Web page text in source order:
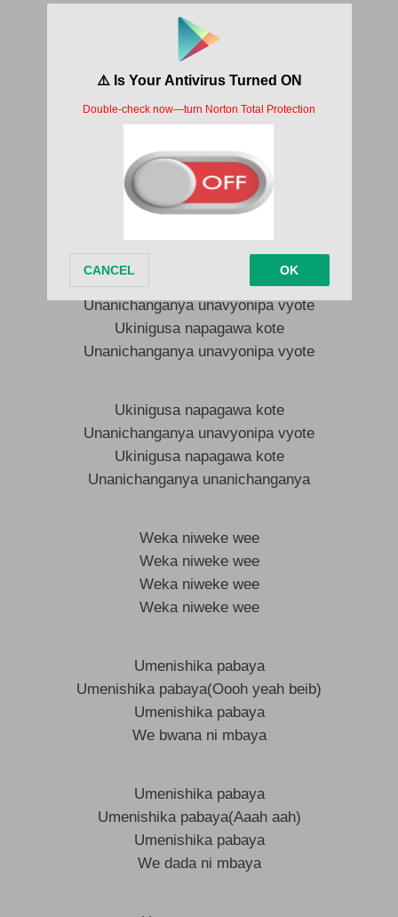
Kwani hawapati usingizi wakisikia miguno
Una unanichanganya(Una una)
Unanichanganya sana
Tena ukinigusaga
Na kunipazaga
Ukinigusa napagawa kote
Unanichanganya unavyonipa vyote
Ukinigusa napagawa kote
Unanichanganya unavyonipa vyote
Ukinigusa napagawa kote
Unanichanganya unavyonipa vyote
Ukinigusa napagawa kote
Unanichanganya unanichanganya
Weka niweke wee
Weka niweke wee
Weka niweke wee
Weka niweke wee
Umenishika pabaya
Umenishika pabaya(Oooh yeah beib)
Umenishika pabaya
We bwana ni mbaya
Umenishika pabaya
Umenishika pabaya(Aaah aah)
Umenishika pabaya
We dada ni mbaya